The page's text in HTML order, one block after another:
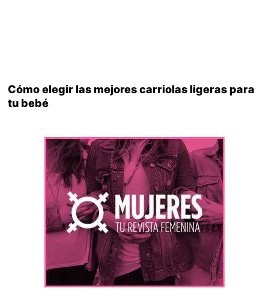
Cómo elegir las mejores carriolas ligeras para
tu bebé